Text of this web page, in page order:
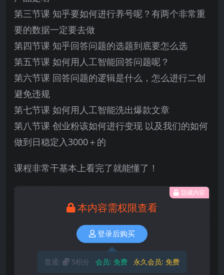
第三节课 知乎要如何进行养号呢？有两个非常重
要的数据一定要去做
第四节课 知乎回答问题的选题到底要怎么选
第五节课 如何用人工智能回答问题呢？
第六节课 回答问题的逻辑是什么，怎么进行二创
避免违规
第七节课 如何用人工智能洗出爆款文章
第八节课 创业粉该如何进行变现 以及我们的如何
做到日稳定入3000＋的
课程非常干基本上看完了就能懂了！
隐藏内容
本内容需权限查看
登录后购买
普通: 5积分 会员: 免费 永久会员: 免费